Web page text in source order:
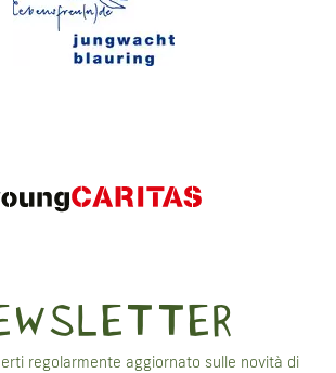
regolarmente aggiornato sulle novità di